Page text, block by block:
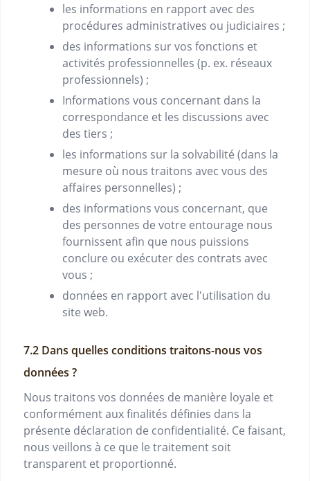
les informations en rapport avec des
procédures administratives ou judiciaires ;
des informations sur vos fonctions et
activités professionnelles (p. ex. réseaux
professionnels) ;
Informations vous concernant dans la
correspondance et les discussions avec
des tiers ;
les informations sur la solvabilité (dans la
mesure où nous traitons avec vous des
affaires personnelles) ;
des informations vous concernant, que
des personnes de votre entourage nous
fournissent afin que nous puissions
conclure ou exécuter des contrats avec
vous ;
données en rapport avec l'utilisation du
site web.
Dans quelles conditions traitons-nous vos
données ?
Nous traitons vos données de manière loyale et
conformément aux finalités définies dans la
présente déclaration de confidentialité. Ce faisant,
nous veillons à ce que le traitement soit
transparent et proportionné.